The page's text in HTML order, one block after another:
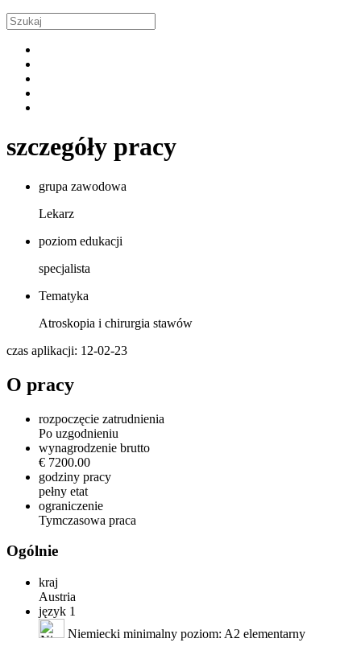
szczegóły pracy
grupa zawodowa
Lekarz
poziom edukacji
specjalista
Tematyka
Atroskopia i chirurgia stawów
czas aplikacji: 12-02-23
O pracy
rozpoczęcie zatrudnienia
Po uzgodnieniu
wynagrodzenie brutto
€ 7200.00
godziny pracy
pełny etat
ograniczenie
Tymczasowa praca
Ogólnie
kraj
Austria
język 1
Niemiecki minimalny poziom: A2 elementarny